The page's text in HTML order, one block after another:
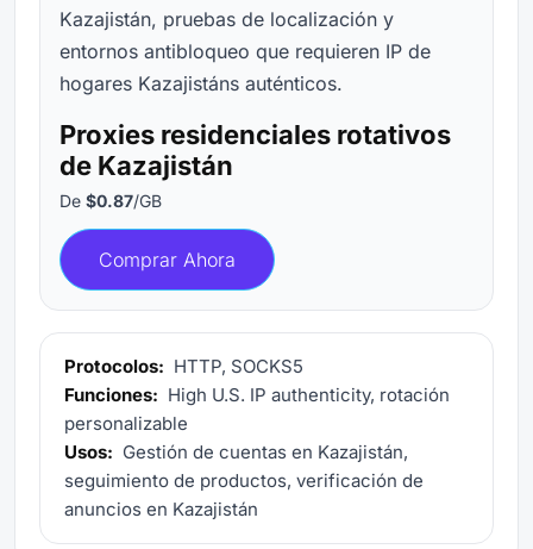
Kazajistán, pruebas de localización y
entornos antibloqueo que requieren IP de
hogares Kazajistáns auténticos.
Proxies residenciales rotativos
de Kazajistán
De $0.87/GB
Comprar Ahora
Protocolos: HTTP, SOCKS5
Funciones: High U.S. IP authenticity, rotación
personalizable
Usos: Gestión de cuentas en Kazajistán,
seguimiento de productos, verificación de
anuncios en Kazajistán